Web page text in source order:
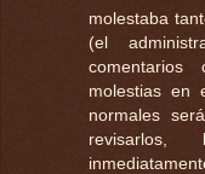
molestaba
(el
molestias en
normales